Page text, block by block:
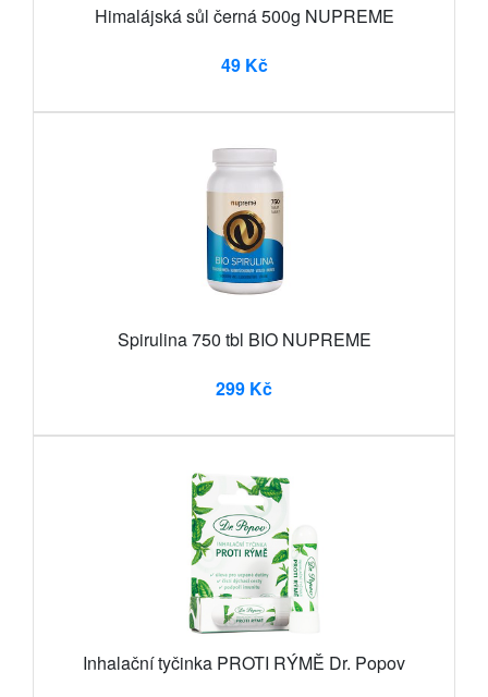
Himalájská sůl černá 500g NUPREME
49 Kč
Spirulina 750 tbl BIO NUPREME
299 Kč
Inhalační tyčinka PROTI RÝMĚ Dr. Popov